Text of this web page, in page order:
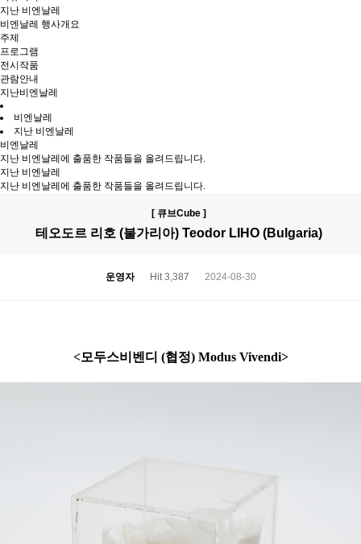
지난 비엔날레
비엔날레 행사개요
주제
프로그램
전시작품
관람안내
지난비엔날레
비엔날레
지난 비엔날레
비엔날레
지난 비엔날레에 출품한 작품들을 올려드립니다.
지난 비엔날레
지난 비엔날레에 출품한 작품들을 올려드립니다.
[ 큐브Cube ]
테오도르 리호 (불가리아) Teodor LIHO (Bulgaria)
운영자 Hit 3,387 2024-08-30
<모두스비벤디 (협정) Modus Vivendi>